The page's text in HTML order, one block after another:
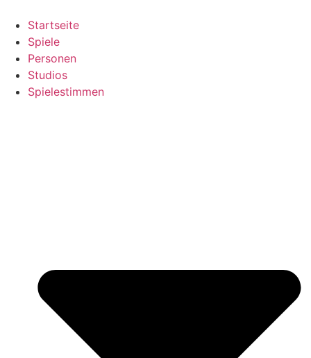
Inhalt
springen
Startseite
Spiele
Personen
Studios
Spielestimmen